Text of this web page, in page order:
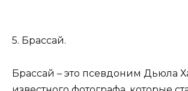
5. Брассай.
Брассай – это псевдоним Дьюла